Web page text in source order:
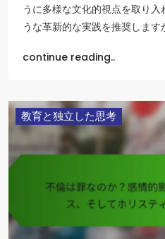
うに多様な文化的視点を取り
うな革新的な実践を推奨します
continue reading..
教育と独立した思考